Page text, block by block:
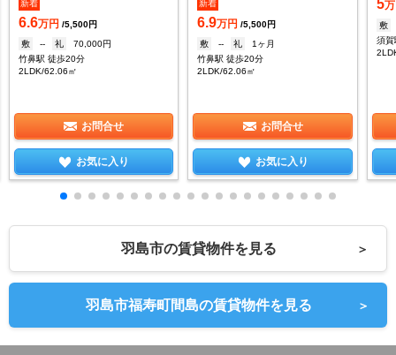
新着
6.6万円 /5,500円
敷
-- 礼
70,000円
竹鼻駅 徒歩20分
2LDK/62.06㎡
お問合せ
お気に入り
新着
6.9万円 /5,500円
敷
-- 礼
1ヶ月
竹鼻駅 徒歩20分
2LDK/62.06㎡
お問合せ
お気に入り
5
敷
須
羽島市の賃貸物件を見る ＞
羽島市福寿町間島の賃貸物件を見る ＞